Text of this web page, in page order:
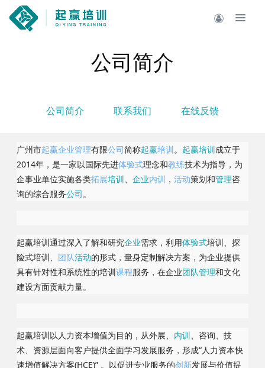
公司简介
公司简介 联系我们 在线反馈
广州市起赢企业管理有限公司简称起赢培训。 起赢培训成立于
2014年，是一家以国际先进体验式理念和教练技术为指导，为
企事业单位实施各类拓展培训、企业内训 ，活动策划和管理咨
询的综合服务公司。
起赢培训通过深入了解和研究企业需求，利用体验式培训、探
险式培训、 团队活动的形式，量身定制解决方案，为企业提供
具有针对性和系统性的培训课程服务，在企业团队管理和文化
建设方面贡献力量。
起赢培训以人力资本增值为目的，从外展、 内训、咨询、技
术、资源层面向客户提供全面学习发展服务，形成“人力资本快
速增值解决方案(HCE)” 。以促进专业服务的创新发展与价值提